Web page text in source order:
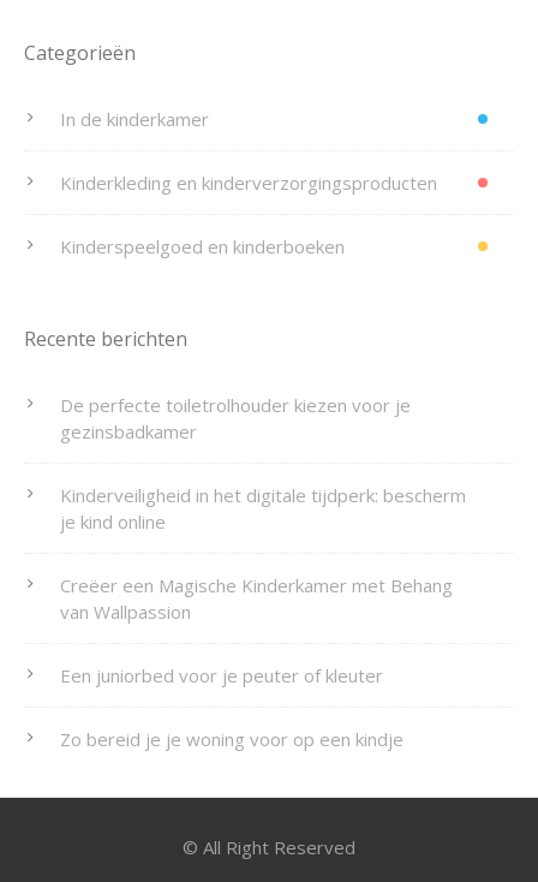
Categorieën
In de kinderkamer
Kinderkleding en kinderverzorgingsproducten
Kinderspeelgoed en kinderboeken
Recente berichten
De perfecte toiletrolhouder kiezen voor je
gezinsbadkamer
Kinderveiligheid in het digitale tijdperk: bescherm
je kind online
Creëer een Magische Kinderkamer met Behang
van Wallpassion
Een juniorbed voor je peuter of kleuter
Zo bereid je je woning voor op een kindje
© All Right Reserved